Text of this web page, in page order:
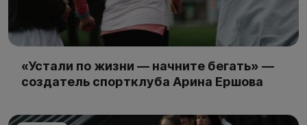
«Устали по жизни — начните бегать» —
создатель спортклуба Арина Ершова